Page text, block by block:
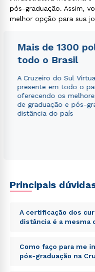
pós-graduação. Assim,
melhor opção para sua
Mais de 1300
todo o Brasil
A Cruzeiro do Sul
presente em todo o
oferecendo os
de graduação e pós-
distância do país
Principais
A certificação dos
distância é a mesma
Sed ut perspiciatis
voluptatem
totam rem aperiam,
Como faço para me
pós-graduação na